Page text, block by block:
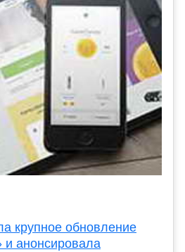
крупное обновление
и анонсировала